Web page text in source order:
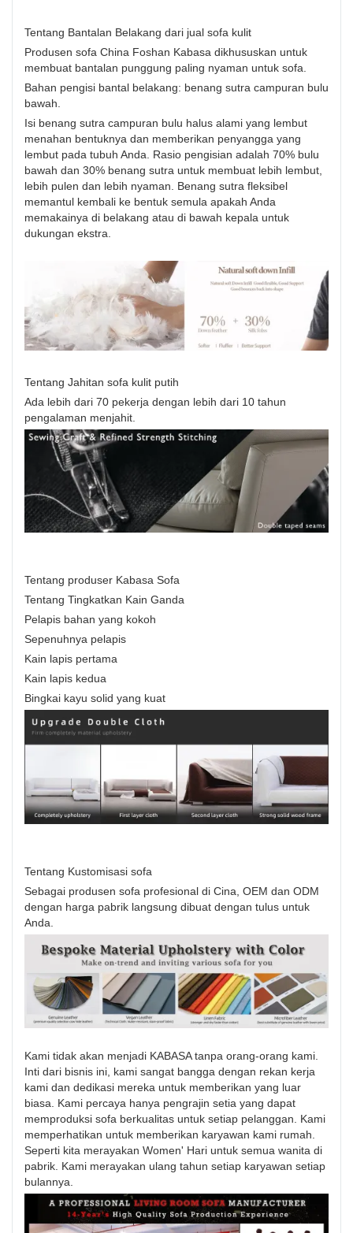
Tentang Bantalan Belakang dari jual sofa kulit
Produsen sofa China Foshan Kabasa dikhususkan untuk
membuat bantalan punggung paling nyaman untuk sofa.
Bahan pengisi bantal belakang: benang sutra campuran bulu
bawah.
Isi benang sutra campuran bulu halus alami yang lembut
menahan bentuknya dan memberikan penyangga yang
lembut pada tubuh Anda. Rasio pengisian adalah 70% bulu
bawah dan 30% benang sutra untuk membuat lebih lembut,
lebih pulen dan lebih nyaman. Benang sutra fleksibel
memantul kembali ke bentuk semula apakah Anda
memakainya di belakang atau di bawah kepala untuk
dukungan ekstra.
Tentang Jahitan sofa kulit putih
Ada lebih dari 70 pekerja dengan lebih dari 10 tahun
pengalaman menjahit.
Tentang produser Kabasa Sofa
Tentang Tingkatkan Kain Ganda
Pelapis bahan yang kokoh
Sepenuhnya pelapis
Kain lapis pertama
Kain lapis kedua
Bingkai kayu solid yang kuat
Tentang Kustomisasi sofa
Sebagai produsen sofa profesional di Cina, OEM dan ODM
dengan harga pabrik langsung dibuat dengan tulus untuk
Anda.
Kami tidak akan menjadi KABASA tanpa orang-orang kami.
Inti dari bisnis ini, kami sangat bangga dengan rekan kerja
kami dan dedikasi mereka untuk memberikan yang luar
biasa. Kami percaya hanya pengrajin setia yang dapat
memproduksi sofa berkualitas untuk setiap pelanggan. Kami
memperhatikan untuk memberikan karyawan kami rumah.
Seperti kita merayakan Women' Hari untuk semua wanita di
pabrik. Kami merayakan ulang tahun setiap karyawan setiap
bulannya.